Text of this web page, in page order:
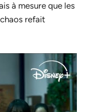
à mesure que les
refait